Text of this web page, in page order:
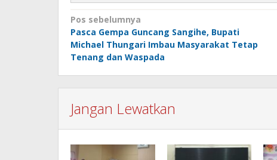
Navigasi
pos
Pos sebelumnya
Pasca Gempa Guncang Sangihe, Bupati
Michael Thungari Imbau Masyarakat Tetap
Tenang dan Waspada
Jangan Lewatkan